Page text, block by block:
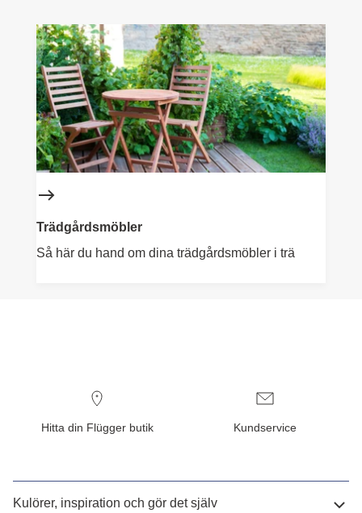
Trädgårdsmöbler
Så här du hand om dina trädgårdsmöbler i trä
Hitta din Flügger butik Kundservice
Kulörer, inspiration och gör det själv